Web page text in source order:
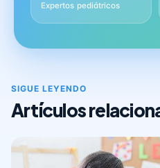
Expertos pediátricos
SIGUE LEYENDO
Artículos